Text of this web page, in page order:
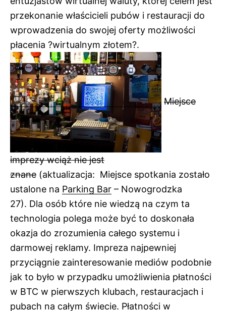
przekonanie właścicieli pubów i restauracji do
wprowadzenia do swojej oferty możliwości
płacenia ?wirtualnym złotem?.
Miejsce
imprezy wciąż nie jest
znane (aktualizacja: Miejsce spotkania zostało
ustalone na Parking Bar – Nowogrodzka
27). Dla osób które nie wiedzą na czym ta
technologia polega może być to doskonała
okazja do zrozumienia całego systemu i
darmowej reklamy. Impreza najpewniej
przyciągnie zainteresowanie mediów podobnie
jak to było w przypadku umożliwienia płatności
w BTC w pierwszych klubach, restauracjach i
pubach na całym świecie. Płatności w